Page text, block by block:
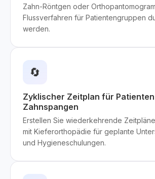
Zahn-Röntgen oder
Flussverfahren für Patientengruppen
werden.
🔄
Zyklischer Zeitplan für
Zahnspangen
Erstellen Sie wiederkehrende
mit Kieferorthopädie für geplante
und Hygieneschulungen.